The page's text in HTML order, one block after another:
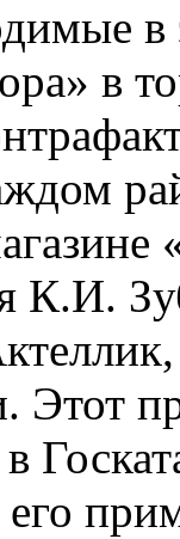
в
в
К.И.
Этот